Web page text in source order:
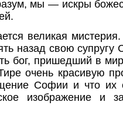
мы — искры
великая
назад свою
бог, пришедший в
очень красивую
Софии и что их
изображение и